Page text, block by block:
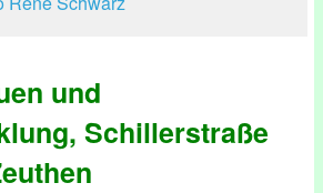
und
Schillerstraße